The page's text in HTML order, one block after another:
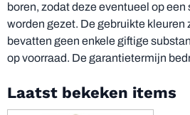
boren, zodat deze eventueel op een
worden gezet. De gebruikte kleuren
bevatten geen enkele giftige
op voorraad. De garantietermijn
Laatst bekeken items